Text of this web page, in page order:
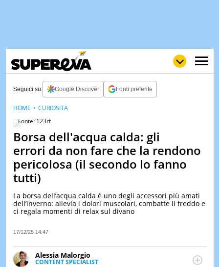
WOW
POP
VIDEO
& TV
&
Seguici su: Google Discover Fonti preferite
Fonte: 123rf
Borsa dell'acqua calda: gli
errori da non fare che la rendono
pericolosa (il secondo lo fanno
tutti)
La borsa dell’acqua calda è uno degli accessori più amati
dell’inverno: allevia i dolori muscolari, combatte il freddo e
ci regala momenti di relax sul divano
17/12/25 14:47
Alessia Malorgio
CONTENT SPECIALIST
HOME CURIOSITÀ